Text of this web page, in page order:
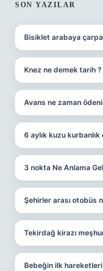
SON YAZILAR
Bisiklet arabaya
Knez ne demek tarih ?
Avans ne zaman
6 aylık kuzu kurbanlık
3 nokta Ne Anlama
Şehirler arası otobüs
Tekirdağ kirazı
Bebeğin ilk